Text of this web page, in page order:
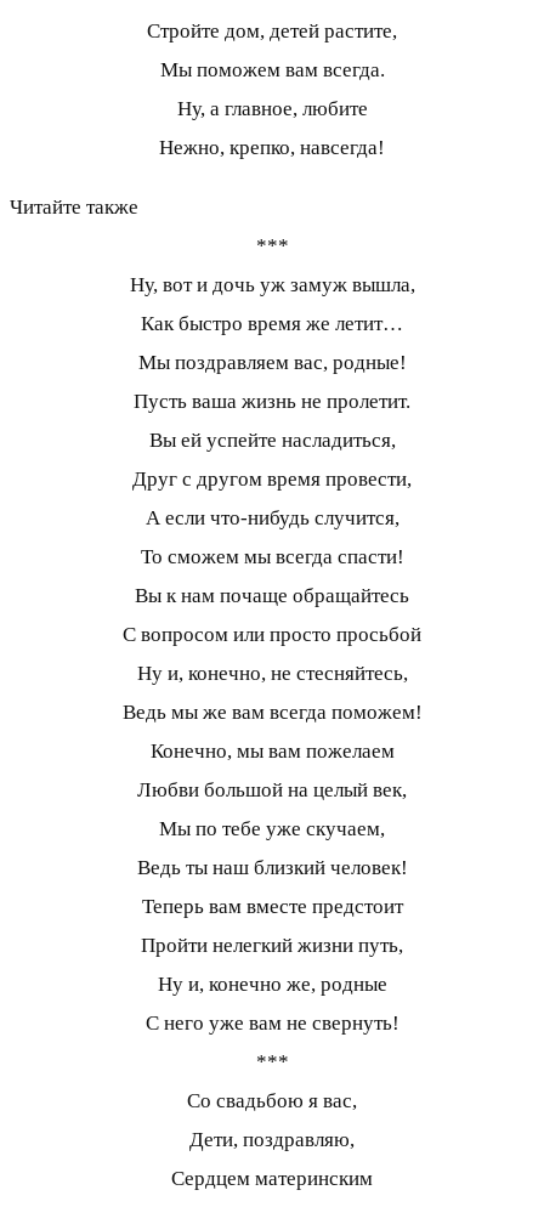
Стройте дом, детей растите,
Мы поможем вам всегда.
Ну, а главное, любите
Нежно, крепко, навсегда!
Читайте также
***
Ну, вот и дочь уж замуж вышла,
Как быстро время же летит…
Мы поздравляем вас, родные!
Пусть ваша жизнь не пролетит.
Вы ей успейте насладиться,
Друг с другом время провести,
А если что-нибудь случится,
То сможем мы всегда спасти!
Вы к нам почаще обращайтесь
С вопросом или просто просьбой
Ну и, конечно, не стесняйтесь,
Ведь мы же вам всегда поможем!
Конечно, мы вам пожелаем
Любви большой на целый век,
Мы по тебе уже скучаем,
Ведь ты наш близкий человек!
Теперь вам вместе предстоит
Пройти нелегкий жизни путь,
Ну и, конечно же, родные
С него уже вам не свернуть!
***
Со свадьбою я вас,
Дети, поздравляю,
Сердцем материнским